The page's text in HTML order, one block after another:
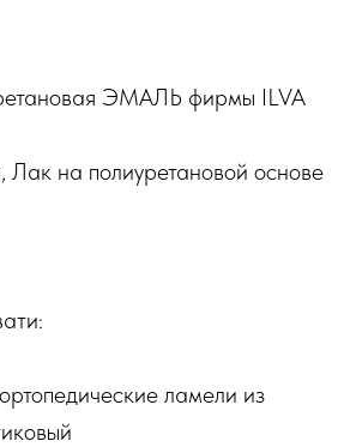
ЭМАЛЬ фирмы ILVA
Лак на полиуретановой основе
ламели из